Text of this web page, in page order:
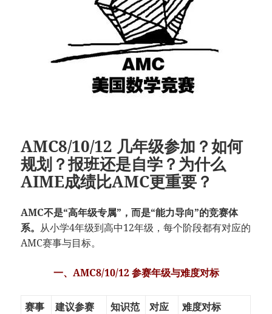
AMC8/10/12 几年级参加？如何
规划？报班还是自学？为什么
AIME成绩比AMC更重要？
AMC不是“高年级专属”，而是“能力导向”的竞赛体
系。 从小学4年级到高中12年级，每个阶段都有对应的
AMC赛事与目标。
一、AMC8/10/12 参赛年级与难度对标
赛事
建议参赛
知识范
对应
难度对标